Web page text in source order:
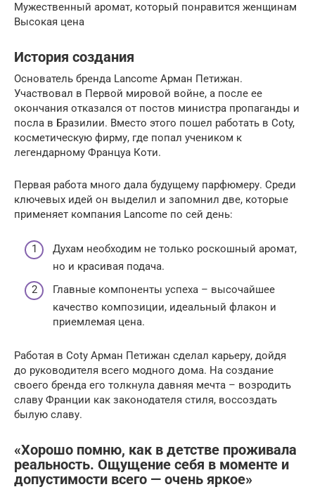
Мужественный аромат, который понравится женщинам
Высокая цена
История создания
Основатель бренда Lancome Арман Петижан.
Участвовал в Первой мировой войне, а после ее
окончания отказался от постов министра пропаганды и
посла в Бразилии. Вместо этого пошел работать в Coty,
косметическую фирму, где попал учеником к
легендарному Француа Коти.
Первая работа много дала будущему парфюмеру. Среди
ключевых идей он выделил и запомнил две, которые
применяет компания Lancome по сей день:
Духам необходим не только роскошный аромат,
но и красивая подача.
Главные компоненты успеха – высочайшее
качество композиции, идеальный флакон и
приемлемая цена.
Работая в Coty Арман Петижан сделал карьеру, дойдя
до руководителя всего модного дома. На создание
своего бренда его толкнула давняя мечта – возродить
славу Франции как законодателя стиля, воссоздать
былую славу.
«Хорошо помню, как в детстве проживала
реальность. Ощущение себя в моменте и
допустимости всего — очень яркое»